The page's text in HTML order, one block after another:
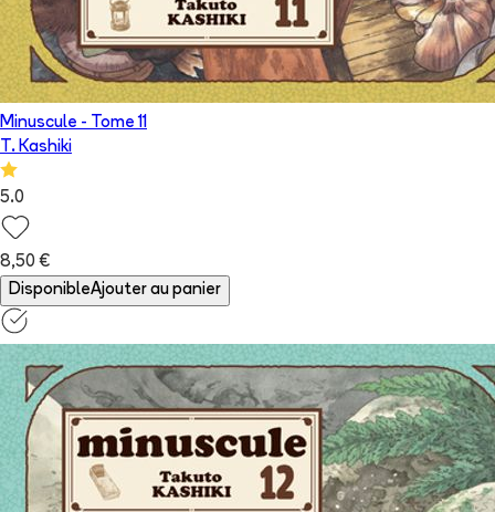
Minuscule - Tome11
T. Kashiki
5.0
8,50 €
DisponibleAjouter au panier